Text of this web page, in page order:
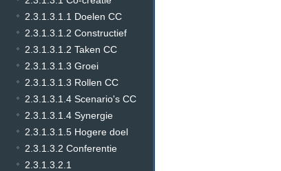
2.3.1.3.1.1 Doelen CC
2.3.1.3.1.2 Constructief
2.3.1.3.1.2 Taken CC
2.3.1.3.1.3 Groei
2.3.1.3.1.3 Rollen CC
2.3.1.3.1.4 Scenario's CC
2.3.1.3.1.4 Synergie
2.3.1.3.1.5 Hogere doel
2.3.1.3.2 Conferentie
2.3.1.3.2.1